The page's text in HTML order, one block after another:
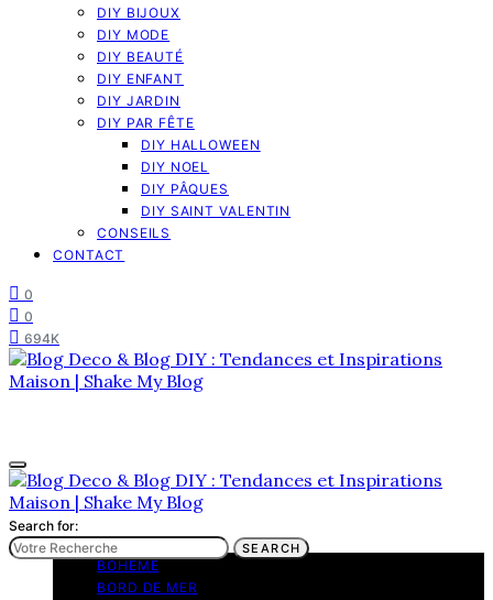
DIY BIJOUX
DIY MODE
DIY BEAUTÉ
DIY ENFANT
DIY JARDIN
DIY PAR FÊTE
DIY HALLOWEEN
DIY NOEL
DIY PÂQUES
DIY SAINT VALENTIN
CONSEILS
CONTACT
0
0
694K
TENDANCES
BOHEME
BORD DE MER
Search for:
SEARCH